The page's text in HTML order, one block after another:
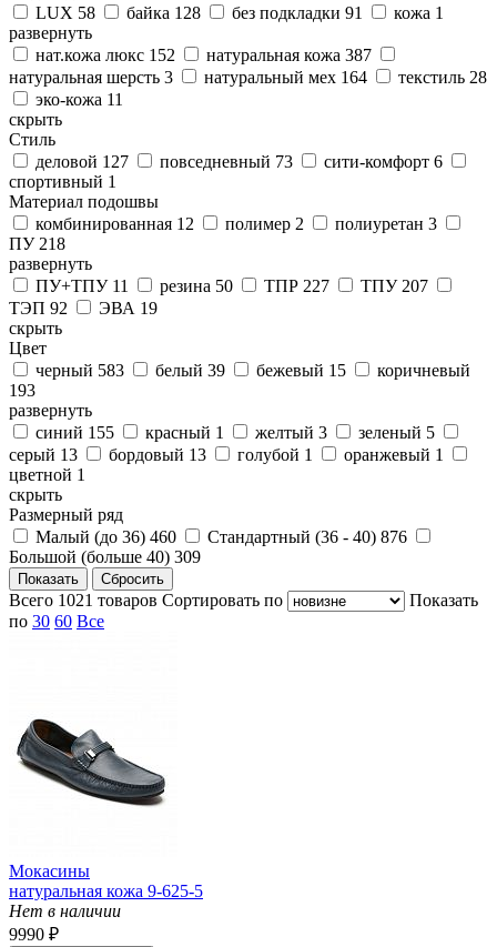
LUX 58 байка 128 без подкладки 91 кожа 1
развернуть
нат.кожа люкс 152 натуральная кожа 387
натуральная шерсть 3 натуральный мех 164 текстиль 28
эко-кожа 11
скрыть
Стиль
деловой 127 повседневный 73 сити-комфорт 6
спортивный 1
Материал подошвы
комбинированная 12 полимер 2 полиуретан 3
ПУ 218
развернуть
ПУ+ТПУ 11 резина 50 ТПР 227 ТПУ 207
ТЭП 92 ЭВА 19
скрыть
Цвет
черный 583 белый 39 бежевый 15
коричневый
193
развернуть
синий 155 красный 1 желтый 3 зеленый 5
серый 13 бордовый 13 голубой 1 оранжевый 1
цветной 1
скрыть
Размерный ряд
Малый (до 36) 460 Стандартный (36 - 40) 876
Большой (больше 40) 309
Всего 1021 товаров Cортировать по
Показать
по 30 60 Все
Мокасины
натуральная кожа 9-625-5
Нет в наличии
9990 ₽